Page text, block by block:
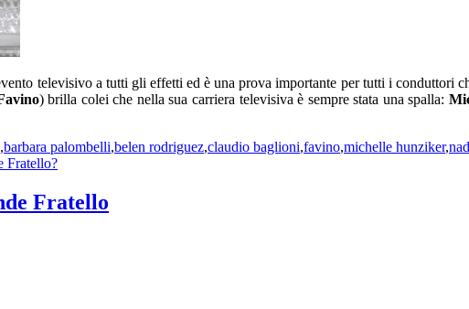
televisivo a tutti gli effetti ed è una prova importante per tutti i conduttori
) brilla colei che nella sua carriera televisiva è sempre stata una spalla:
,barbara palombelli,belen rodriguez,claudio baglioni,favino,michelle hunziker,
Fratello?
Fratello